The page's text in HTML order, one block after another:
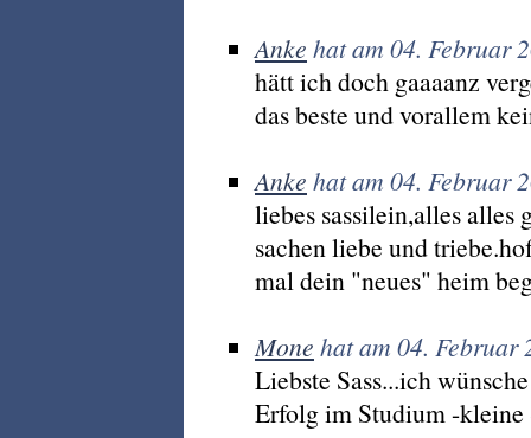
Anke hat am 04. Februar
hätt ich doch gaaaanz
das beste und vorallem
Anke hat am 04. Februar
liebes sassilein,alles
sachen liebe und
mal dein "neues" heim
Mone hat am 04. Februar
Liebste Sass...ich
Erfolg im Studium -